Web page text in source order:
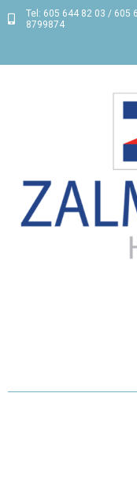
Tel: 605 644 82 03 / 605
8799874